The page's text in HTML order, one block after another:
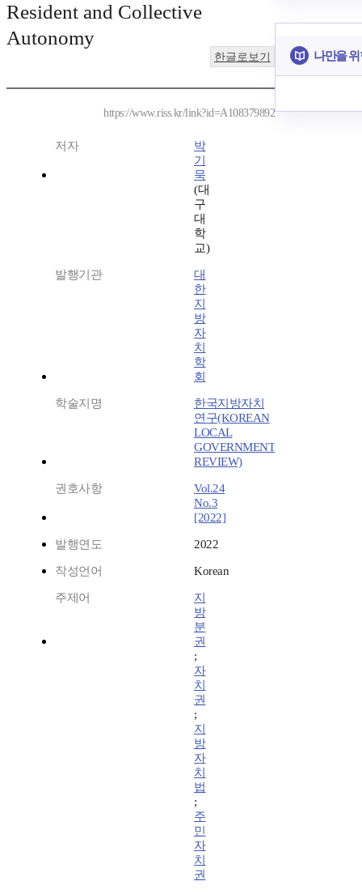
Resident and Collective
Autonomy
한글로보기
https://www.riss.kr/link?id=A108379892
저자
박
기
묵
(대
구
대
학
교)
발행기관
대
한
지
방
자
치
학
회
학술지명
한국지방자치
연구(KOREAN
LOCAL
GOVERNMENT
REVIEW)
권호사항
Vol.24
No.3
[2022]
발행연도 2022
작성언어 Korean
주제어
지
방
분
권
;
자
치
권
;
지
방
자
치
법
;
주
민
자
치
권
나만을